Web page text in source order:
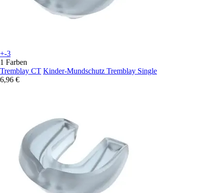
+-3
1 Farben
Tremblay CT Kinder-Mundschutz Tremblay Single
6,96 €